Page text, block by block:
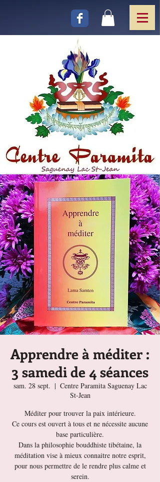
Apprendre à méditer :
3 samedi de 4 séances
sam. 28 sept.
  |
Centre Paramita Saguenay Lac
St-Jean
Méditer pour trouver la paix intérieure.
Ce cours est ouvert à tous et ne nécessite aucune
base particulière.
Dans la philosophie bouddhiste tibétaine, la
méditation vise à mieux connaitre notre esprit,
pour nous permettre de le rendre plus calme et
serein.